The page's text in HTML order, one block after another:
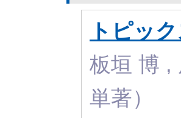
トピッ
板垣 博 ,
単著）